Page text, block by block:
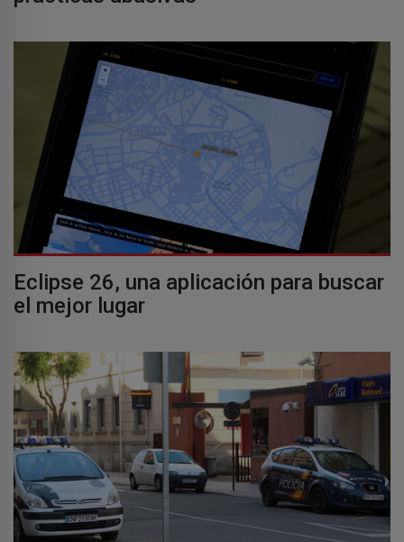
Eclipse 26, una aplicación para buscar
el mejor lugar